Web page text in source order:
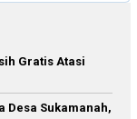
Gratis Atasi
Desa Sukamanah,